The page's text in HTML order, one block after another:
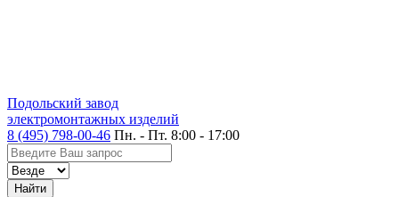
Подольский завод
электромонтажных изделий
8 (495) 798-00-46 Пн. - Пт. 8:00 - 17:00